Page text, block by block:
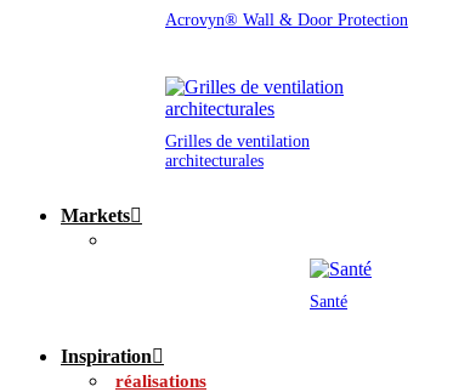
Acrovyn® Wall & Door Protection
Grilles de ventilation
architecturales
Markets
Santé
Inspiration
réalisations